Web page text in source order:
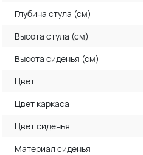
Глубина стула (см)
Высота стула (см)
Высота сиденья (см)
Цвет
Цвет каркаса
Цвет сиденья
Материал сиденья